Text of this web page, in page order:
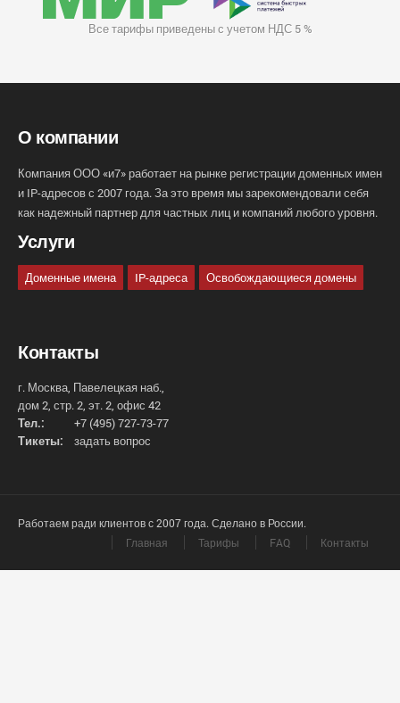
Все тарифы приведены с учетом НДС 5 %
О компании
Компания ООО «и7» работает на рынке регистрации доменных имен
и IP-адресов с 2007 года. За это время мы зарекомендовали себя
как надежный партнер для частных лиц и компаний любого уровня.
Услуги
Доменные имена IP-адреса Освобождающиеся домены
Контакты
г. Москва, Павелецкая наб.,
дом 2, стр. 2, эт. 2, офис 42
Тел.:
+7 (495) 727-73-77
Тикеты:
задать вопрос
Работаем ради клиентов с 2007 года. Сделано в России.
Главная
Тарифы FAQ Контакты